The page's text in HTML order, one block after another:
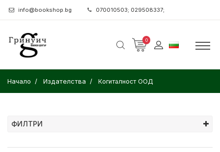
info@bookshop.bg 070010503; 029508337;
0
Начало Издателства Когиталност ООД
ФИЛТРИ